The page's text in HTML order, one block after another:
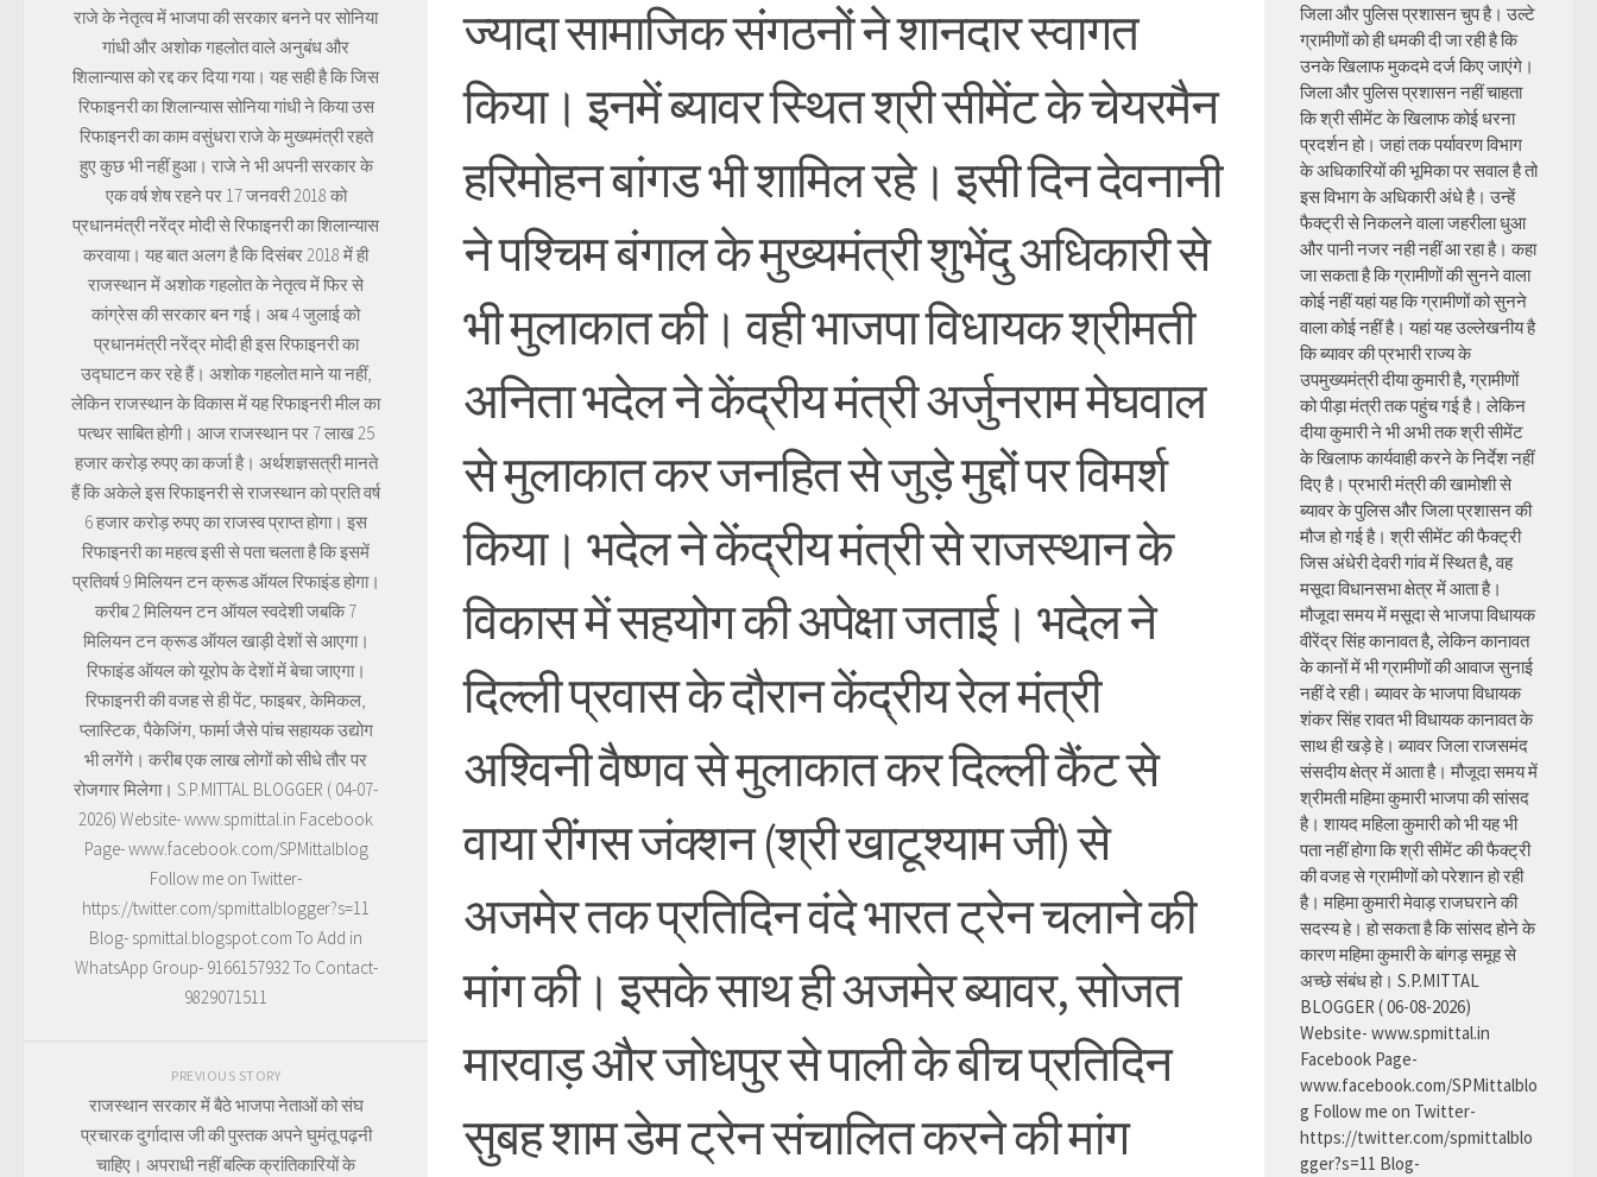
ज्यादा सामाजिक संगठनों ने शानदार स्वागत
किया। इनमें ब्यावर स्थित श्री सीमेंट के चेयरमैन
हरिमोहन बांगड भी शामिल रहे। इसी दिन देवनानी
ने पश्चिम बंगाल के मुख्यमंत्री शुभेंदु अधिकारी से
भी मुलाकात की। वही भाजपा विधायक श्रीमती
अनिता भदेल ने केंद्रीय मंत्री अर्जुनराम मेघवाल
से मुलाकात कर जनहित से जुड़े मुद्दों पर विमर्श
किया। भदेल ने केंद्रीय मंत्री से राजस्थान के
विकास में सहयोग की अपेक्षा जताई। भदेल ने
दिल्ली प्रवास के दौरान केंद्रीय रेल मंत्री
अश्विनी वैष्णव से मुलाकात कर दिल्ली कैंट से
वाया रींगस जंक्शन (श्री खाटूश्याम जी) से
अजमेर तक प्रतिदिन वंदे भारत ट्रेन चलाने की
मांग की। इसके साथ ही अजमेर ब्यावर, सोजत
मारवाड़ और जोधपुर से पाली के बीच प्रतिदिन
सुबह शाम डेम ट्रेन संचालित करने की मांग
राजे के नेतृत्व में भाजपा की सरकार बनने पर सोनिया
गांधी और अशोक गहलोत वाले अनुबंध और
शिलान्यास को रद्द कर दिया गया। यह सही है कि जिस
रिफाइनरी का शिलान्यास सोनिया गांधी ने किया उस
रिफाइनरी का काम वसुंधरा राजे के मुख्यमंत्री रहते
हुए कुछ भी नहीं हुआ। राजे ने भी अपनी सरकार के
एक वर्ष शेष रहने पर 17 जनवरी 2018 को
प्रधानमंत्री नरेंद्र मोदी से रिफाइनरी का शिलान्यास
करवाया। यह बात अलग है कि दिसंबर 2018 में ही
राजस्थान में अशोक गहलोत के नेतृत्व में फिर से
कांग्रेस की सरकार बन गई। अब 4 जुलाई को
प्रधानमंत्री नरेंद्र मोदी ही इस रिफाइनरी का
उद्घाटन कर रहे हैं। अशोक गहलोत माने या नहीं,
लेकिन राजस्थान के विकास में यह रिफाइनरी मील का
पत्थर साबित होगी। आज राजस्थान पर 7 लाख 25
हजार करोड़ रुपए का कर्जा है। अर्थशज्ञसत्री मानते
हैं कि अकेले इस रिफाइनरी से राजस्थान को प्रति वर्ष
6 हजार करोड़ रुपए का राजस्व प्राप्त होगा। इस
रिफाइनरी का महत्व इसी से पता चलता है कि इसमें
प्रतिवर्ष 9 मिलियन टन क्रूड ऑयल रिफाइंड होगा।
करीब 2 मिलियन टन ऑयल स्वदेशी जबकि 7
मिलियन टन क्रूड ऑयल खाड़ी देशों से आएगा।
रिफाइंड ऑयल को यूरोप के देशों में बेचा जाएगा।
रिफाइनरी की वजह से ही पेंट, फाइबर, केमिकल,
प्लास्टिक, पैकेजिंग, फार्मा जैसे पांच सहायक उद्योग
भी लगेंगे। करीब एक लाख लोगों को सीधे तौर पर
रोजगार मिलेगा। S.P.MITTAL BLOGGER ( 04-07-
2026) Website- www.spmittal.in Facebook
Page- www.facebook.com/SPMittalblog
Follow me on Twitter-
https://twitter.com/spmittalblogger?s=11
Blog- spmittal.blogspot.com To Add in
WhatsApp Group- 9166157932 To Contact-
9829071511
PREVIOUS STORY
राजस्थान सरकार में बैठे भाजपा नेताओं को संघ
प्रचारक दुर्गादास जी की पुस्तक अपने घुमंतू पढ़नी
चाहिए। अपराधी नहीं बल्कि क्रांतिकारियों के
जिला और पुलिस प्रशासन चुप है। उल्टे
ग्रामीणों को ही धमकी दी जा रही है कि
उनके खिलाफ मुकदमे दर्ज किए जाएंगे।
जिला और पुलिस प्रशासन नहीं चाहता
कि श्री सीमेंट के खिलाफ कोई धरना
प्रदर्शन हो। जहां तक पर्यावरण विभाग
के अधिकारियों की भूमिका पर सवाल है तो
इस विभाग के अधिकारी अंधे है। उन्हें
फैक्ट्री से निकलने वाला जहरीला धुआ
और पानी नजर नही नहीं आ रहा है। कहा
जा सकता है कि ग्रामीणों की सुनने वाला
कोई नहीं यहां यह कि ग्रामीणों को सुनने
वाला कोई नहीं है। यहां यह उल्लेखनीय है
कि ब्यावर की प्रभारी राज्य के
उपमुख्यमंत्री दीया कुमारी है, ग्रामीणों
को पीड़ा मंत्री तक पहुंच गई है। लेकिन
दीया कुमारी ने भी अभी तक श्री सीमेंट
के खिलाफ कार्यवाही करने के निर्देश नहीं
दिए है। प्रभारी मंत्री की खामोशी से
ब्यावर के पुलिस और जिला प्रशासन की
मौज हो गई है। श्री सीमेंट की फैक्ट्री
जिस अंधेरी देवरी गांव में स्थित है, वह
मसूदा विधानसभा क्षेत्र में आता है।
मौजूदा समय में मसूदा से भाजपा विधायक
वीरेंद्र सिंह कानावत है, लेकिन कानावत
के कानों में भी ग्रामीणों की आवाज सुनाई
नहीं दे रही। ब्यावर के भाजपा विधायक
शंकर सिंह रावत भी विधायक कानावत के
साथ ही खड़े हे। ब्यावर जिला राजसमंद
संसदीय क्षेत्र में आता है। मौजूदा समय में
श्रीमती महिमा कुमारी भाजपा की सांसद
है। शायद महिला कुमारी को भी यह भी
पता नहीं होगा कि श्री सीमेंट की फैक्ट्री
की वजह से ग्रामीणों को परेशान हो रही
है। महिमा कुमारी मेवाड़ राजघराने की
सदस्य हे। हो सकता है कि सांसद होने के
कारण महिमा कुमारी के बांगड़ समूह से
अच्छे संबंध हो। S.P.MITTAL
BLOGGER ( 06-08-2026)
Website- www.spmittal.in
Facebook Page-
www.facebook.com/SPMittalblo
g Follow me on Twitter-
https://twitter.com/spmittalblo
gger?s=11 Blog-